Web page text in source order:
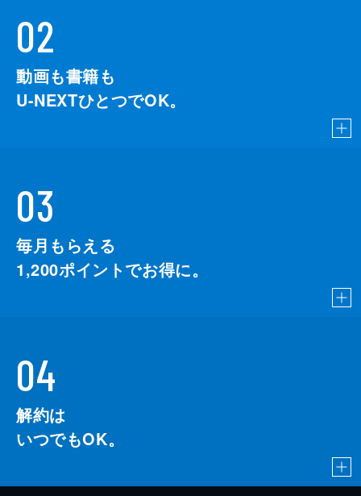
02
動画も書籍も
U-NEXTひとつでOK。
03
毎月もらえる
1,200ポイントでお得に。
04
解約は
いつでもOK。